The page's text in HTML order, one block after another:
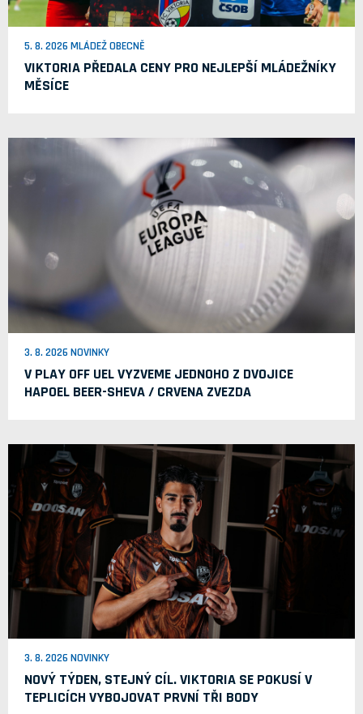
5. 8. 2026 MLÁDEŽ OBECNĚ
VIKTORIA PŘEDALA CENY PRO NEJLEPŠÍ MLÁDEŽNÍKY
MĚSÍCE
3. 8. 2026 NOVINKY
V PLAY OFF UEL VYZVEME JEDNOHO Z DVOJICE
HAPOEL BEER-SHEVA / CRVENA ZVEZDA
3. 8. 2026 NOVINKY
NOVÝ TÝDEN, STEJNÝ CÍL. VIKTORIA SE POKUSÍ V
TEPLICÍCH VYBOJOVAT PRVNÍ TŘI BODY